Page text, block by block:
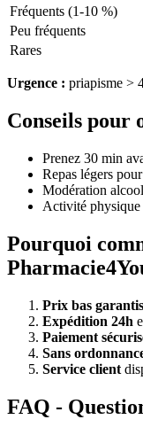
Fréquents (1-10 %)
Peu fréquents
Rares
Urgence : priapisme >
Conseils pour
Prenez 30 min
Repas légers
Modération
Activité physique
Pourquoi
Prix bas garantis
Expédition 24h
Paiement
Sans
Service client
FAQ -